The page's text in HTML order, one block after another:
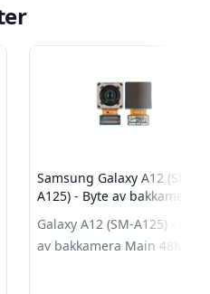
Samsung Galaxy A12 (SM-
A125) - Byte av bakkamera
Galaxy A12 (SM-A125) - Byte
av bakkamera Main 48MP